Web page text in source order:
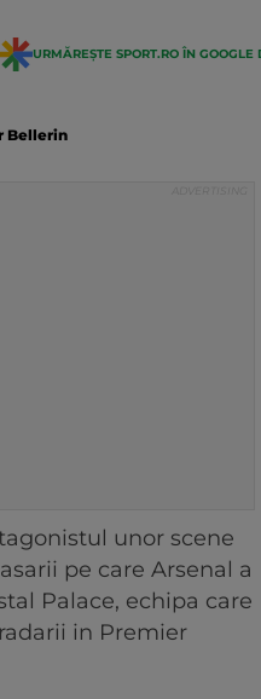
URMĂREȘTE SPORT.RO ÎN GOOGLE
Bellerin
unor scene
pe care Arsenal a
Palace, echipa care
in Premier